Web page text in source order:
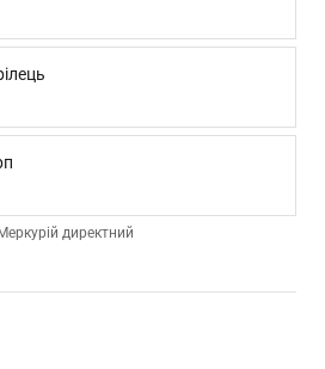
директний